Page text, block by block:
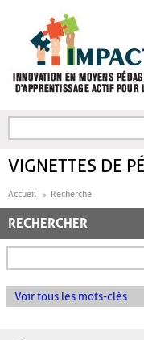
FORMULAIRE DE
VIGNETTES DE
Accueil Recherche
RECHERCHER
Voir tous les mots-clés